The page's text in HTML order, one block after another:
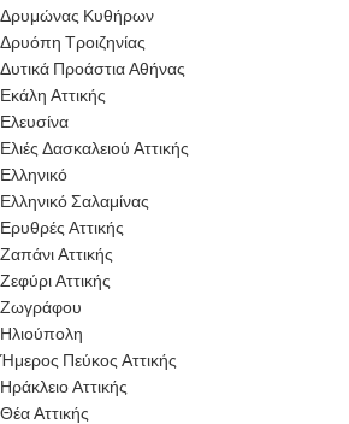
Δρυμώνας Κυθήρων
Δρυόπη Τροιζηνίας
Δυτικά Προάστια Αθήνας
Εκάλη Αττικής
Ελευσίνα
Ελιές Δασκαλειού Αττικής
Ελληνικό
Ελληνικό Σαλαμίνας
Ερυθρές Αττικής
Ζαπάνι Αττικής
Ζεφύρι Αττικής
Ζωγράφου
Ηλιούπολη
Ήμερος Πεύκος Αττικής
Ηράκλειο Αττικής
Θέα Αττικής